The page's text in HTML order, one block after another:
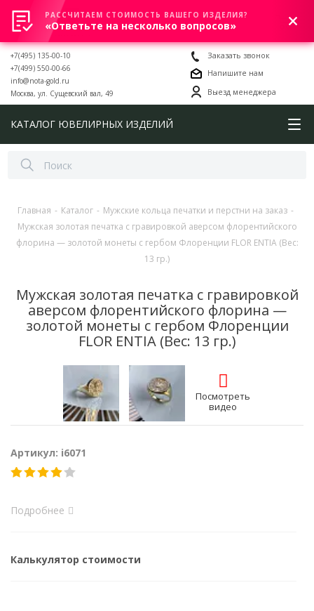
0
+7(495) 135-00-10
+7(499) 550-00-66
info@nota-gold.ru
Москва, ул. Сущевский вал, 49
Заказать звонок
Напишите нам
Выезд менеджера
КАТАЛОГ ЮВЕЛИРНЫХ ИЗДЕЛИЙ
Главная - Каталог - Мужские кольца печатки и перстни на заказ -
Мужская золотая печатка с гравировкой аверсом флорентийского
флорина — золотой монеты с гербом Флоренции FLOR ENTIA (Вес:
13 гр.)
Мужская золотая печатка с гравировкой
аверсом флорентийского флорина —
золотой монеты с гербом Флоренции
FLOR ENTIA (Вес: 13 гр.)
Посмотреть
видео
Артикул: i6071
Подробнее
Калькулятор стоимости
РАССЧИТАЕМ СТОИМОСТЬ ВАШЕГО ИЗДЕЛИЯ?
«Ответьте на несколько вопросов»